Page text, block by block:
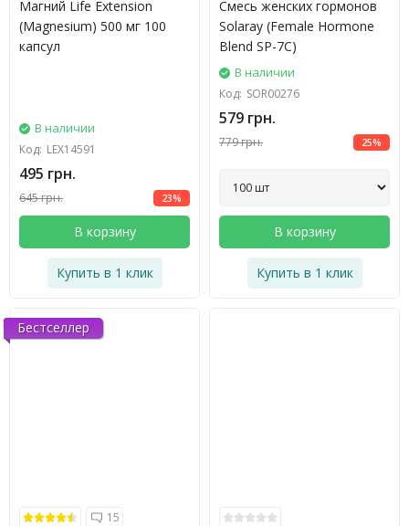
Магний Life Extension
(Magnesium) 500 мг 100
капсул
В наличии
Код: LEX14591
495 грн.
645 грн. 23%
В корзину
Купить в 1 клик
Смесь женских гормонов
Solaray (Female Hormone
Blend SP-7C)
В наличии
Код: SOR00276
579 грн.
779 грн. 25%
В корзину
Купить в 1 клик
Бестселлер
15